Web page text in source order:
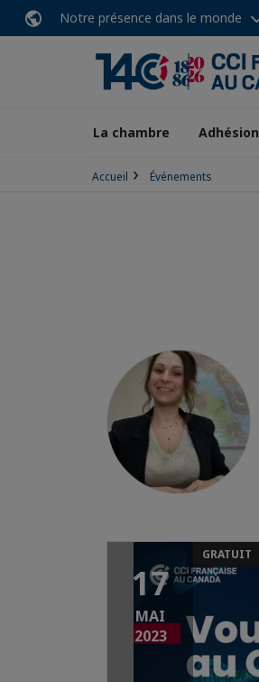
Notre présence dans le monde
La chambre Adhésion
Accueil Événements
17
MAI
2023
GRATUIT